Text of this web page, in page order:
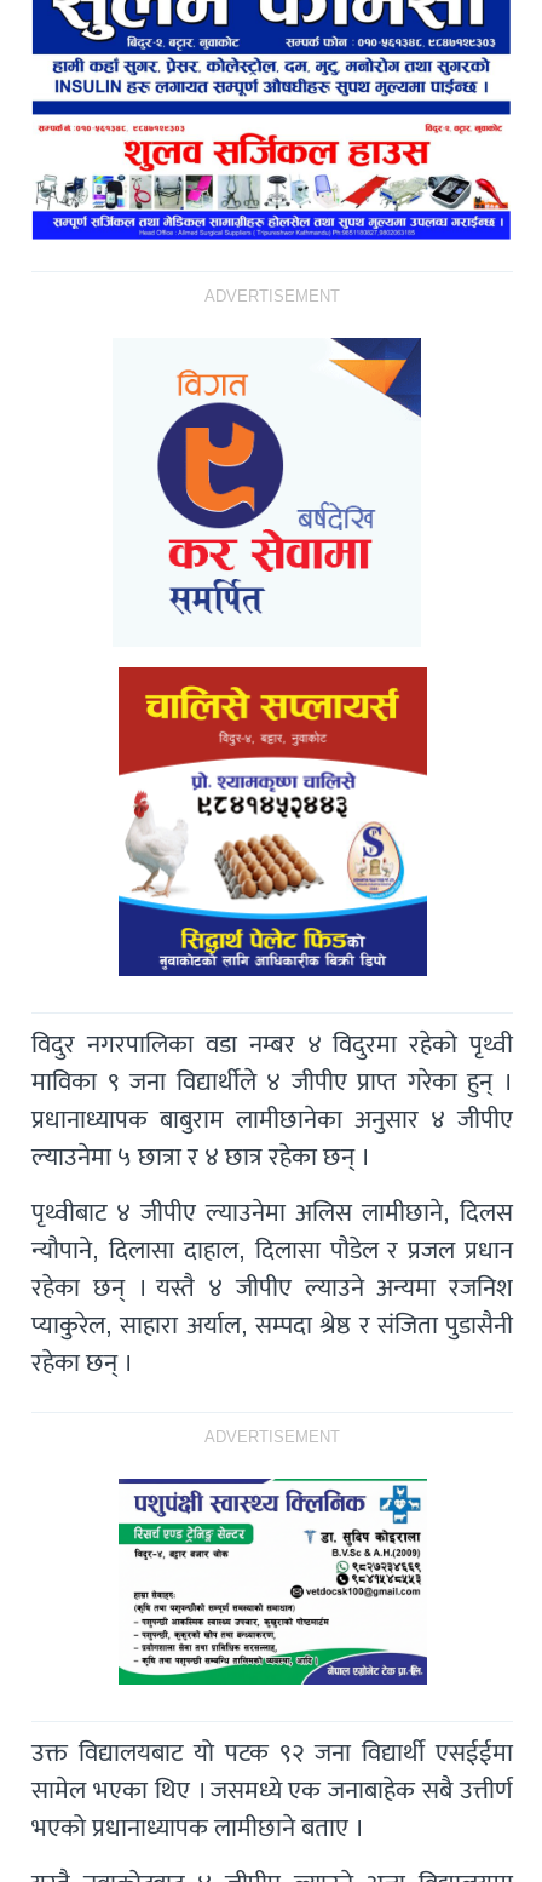
ADVERTISEMENT
विदुर नगरपालिका वडा नम्बर ४ विदुरमा रहेकाे पृथ्वी
माविका ९ जना विद्यार्थीले ४ जीपीए प्राप्त गरेका हुन् ।
प्रधानाध्यापक बाबुराम लामीछानेका अनुसार ४ जीपीए
ल्याउनेमा ५ छात्रा र ४ छात्र रहेका छन् ।
पृथ्वीबाट ४ जीपीए ल्याउनेमा अलिस लामीछाने, दिलस
न्याैपाने, दिलासा दाहाल, दिलासा पाैडेल र प्रजल प्रधान
रहेका छन् । यस्तै ४ जीपीए ल्याउने अन्यमा रजनिश
प्याकुरेल, साहारा अर्याल, सम्पदा श्रेष्ठ र संजिता पुडासैनी
रहेका छन् ।
ADVERTISEMENT
उक्त विद्यालयबाट यो पटक ९२ जना विद्यार्थी एसईईमा
सामेल भएका थिए । जसमध्ये एक जनाबाहेक सबै उत्तीर्ण
भएको प्रधानाध्यापक लामीछाने बताए ।